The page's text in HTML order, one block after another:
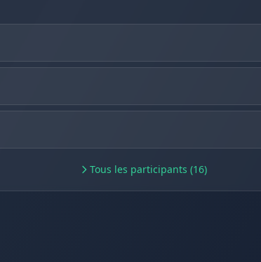
Tous les participants (16)